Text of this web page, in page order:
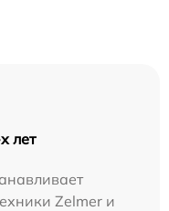
лет
Zelmer и